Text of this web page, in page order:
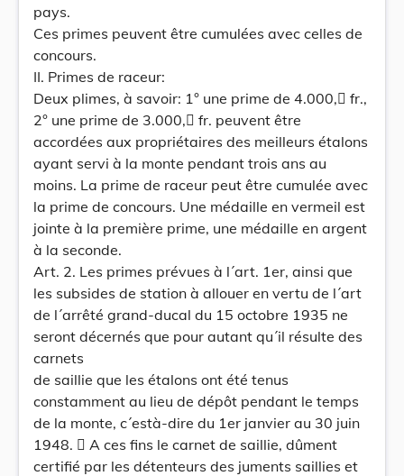
pays.
Ces primes peuvent être cumulées avec celles de
concours.
II. Primes de raceur:
Deux plimes, à savoir: 1° une prime de 4.000, fr.,
2° une prime de 3.000, fr. peuvent être
accordées aux propriétaires des meilleurs étalons
ayant servi à la monte pendant trois ans au
moins. La prime de raceur peut être cumulée avec
la prime de concours. Une médaille en vermeil est
jointe à la première prime, une médaille en argent
à la seconde.
Art. 2. Les primes prévues à l´art. 1er, ainsi que
les subsides de station à allouer en vertu de l´art
de l´arrêté grand-ducal du 15 octobre 1935 ne
seront décernés que pour autant qu´il résulte des
carnets
de saillie que les étalons ont été tenus
constamment au lieu de dépôt pendant le temps
de la monte, c´està-dire du 1er janvier au 30 juin
1948.  A ces fins le carnet de saillie, dûment
certifié par les détenteurs des juments saillies et